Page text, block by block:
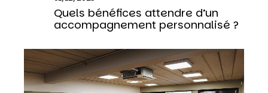
Quels bénéfices attendre d’un
accompagnement personnalisé ?